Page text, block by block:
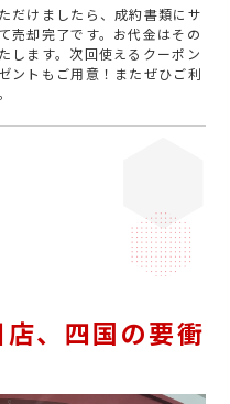
だけましたら、成約書類にサ
売却完了です。お代金はその
します。次回使えるクーポン
ントもご用意！またぜひご利
、四国の要衝